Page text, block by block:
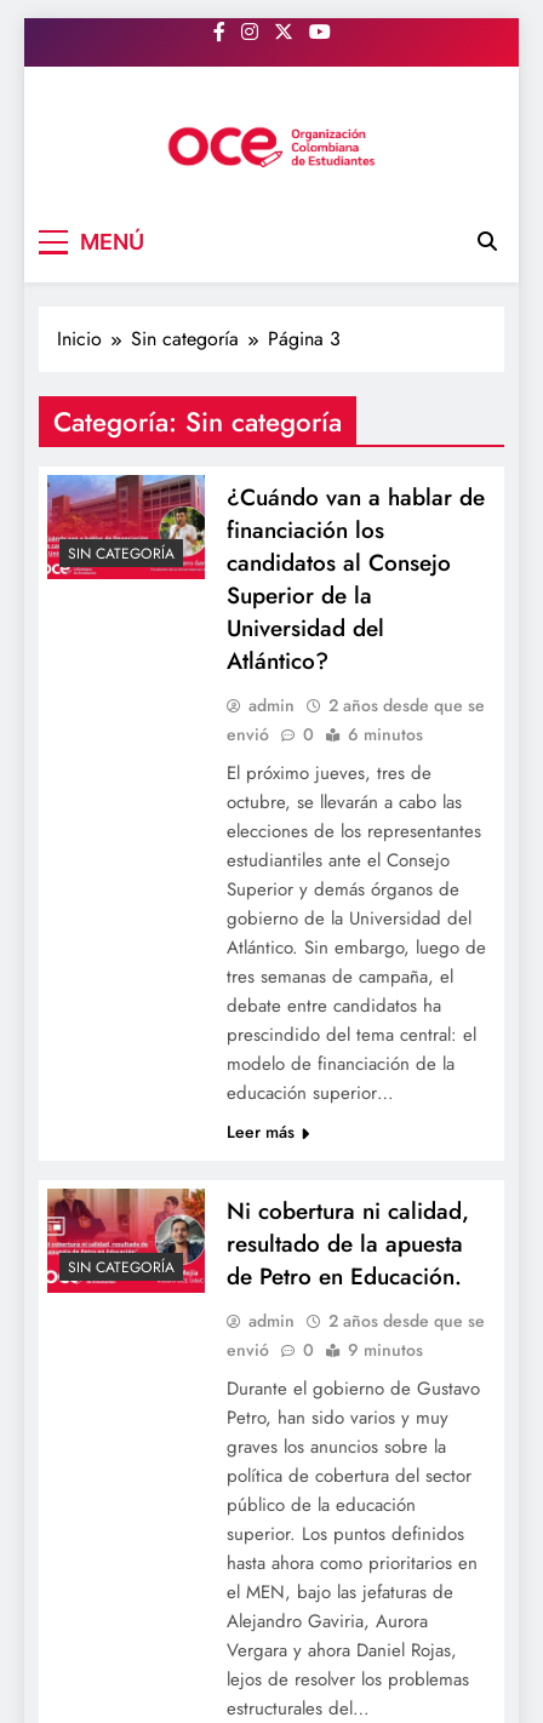
al
MENÚ
Inicio Sin categoría Página 3
Categoría: Sin categoría
SIN CATEGORÍA
¿Cuándo van a hablar de
financiación los
candidatos al Consejo
Superior de la
Universidad del
Atlántico?
admin
2 años desde que se
envió
0 6 minutos
El próximo jueves, tres de
octubre, se llevarán a cabo las
elecciones de los representantes
estudiantiles ante el Consejo
Superior y demás órganos de
gobierno de la Universidad del
Atlántico. Sin embargo, luego de
tres semanas de campaña, el
debate entre candidatos ha
prescindido del tema central: el
modelo de financiación de la
educación superior…
Leer más
SIN CATEGORÍA
Ni cobertura ni calidad,
resultado de la apuesta
de Petro en Educación.
admin
2 años desde que se
envió
0 9 minutos
Durante el gobierno de Gustavo
Petro, han sido varios y muy
graves los anuncios sobre la
política de cobertura del sector
público de la educación
superior. Los puntos definidos
hasta ahora como prioritarios en
el MEN, bajo las jefaturas de
Alejandro Gaviria, Aurora
Vergara y ahora Daniel Rojas,
lejos de resolver los problemas
estructurales del…